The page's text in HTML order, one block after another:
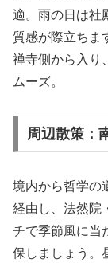
適。雨の日は社
質感が際立ちま
禅寺側から入り
ムーズ。
周辺散策：
境内から哲学の
経由し、法然院
チで季節風に当
保しましょう。